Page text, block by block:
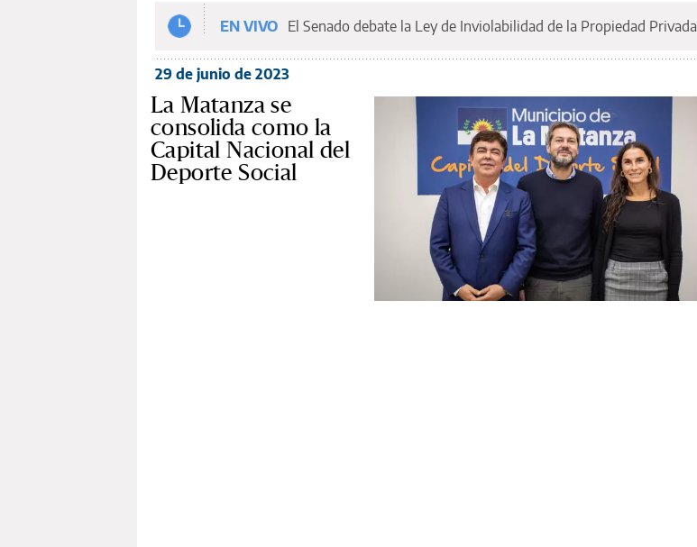
EN VIVO El Senado debate la Ley de Inviolabilidad de la Propiedad Privada
29 de junio de 2023
La Matanza se
consolida como la
Capital Nacional del
Deporte Social